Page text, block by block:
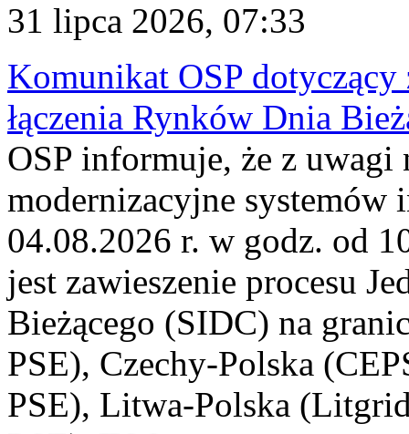
31 lipca 2026, 07:33
Komunikat OSP dotyczący
łączenia Rynków Dnia
OSP informuje, że z uwagi
modernizacyjne
04.08.2026 r. w godz. od
jest zawieszenie procesu
Bieżącego (SIDC) na
PSE), Czechy-Polska
PSE), Litwa-Polska